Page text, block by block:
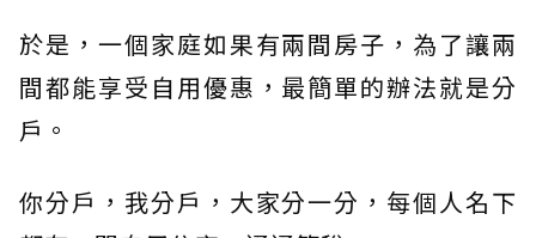
於是，一個家庭如果有兩間房子，為了讓兩
間都能享受自用優惠，最簡單的辦法就是分
戶。
你分戶，我分戶，大家分一分，每個人名下